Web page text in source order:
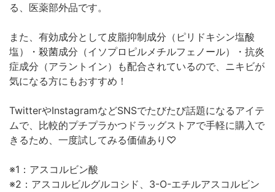
る、医薬部外品です。
また、有効成分として皮脂抑制成分（ピリドキシン塩酸
塩）・殺菌成分（イソプロピルメチルフェノール）・抗炎
症成分（アラントイン）も配合されているので、ニキビが
気になる方にもおすすめ！
TwitterやInstagramなどSNSでたびたび話題になるアイテ
ムで、比較的プチプラかつドラッグストアで手軽に購入で
きるため、一度試してみる価値あり♡
※1：アスコルビン酸
※2：アスコルビルグルコシド、3-O-エチルアスコルビン